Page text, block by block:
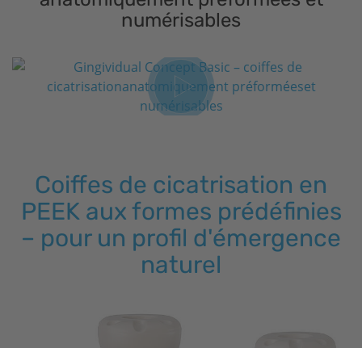
numérisables
Coiffes de cicatrisation en
PEEK aux formes prédéfinies
– pour un profil d'émergence
naturel